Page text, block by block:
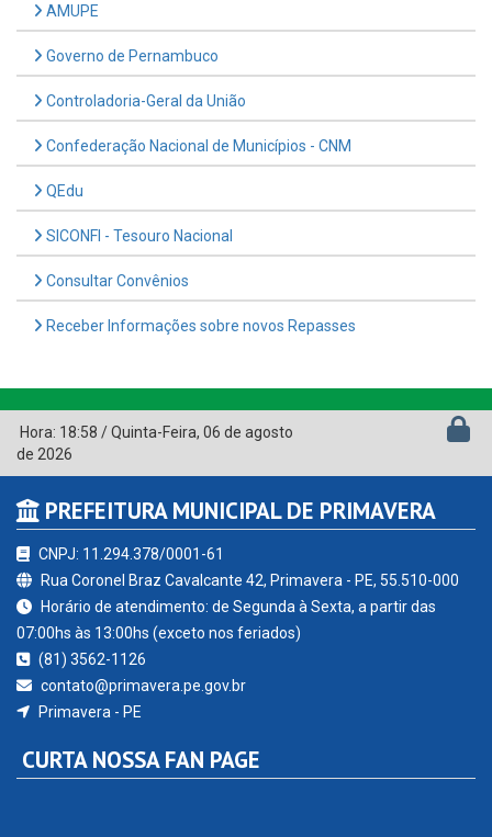
AMUPE
Governo de Pernambuco
Controladoria-Geral da União
Confederação Nacional de Municípios - CNM
QEdu
SICONFI - Tesouro Nacional
Consultar Convênios
Receber Informações sobre novos Repasses
Hora: 18:58 /Quinta-Feira, 06 de agosto
de 2026
PREFEITURA MUNICIPAL DE PRIMAVERA
CNPJ: 11.294.378/0001-61
Rua Coronel Braz Cavalcante 42, Primavera - PE, 55.510-000
Horário de atendimento: de Segunda à Sexta, a partir das
07:00hs às 13:00hs (exceto nos feriados)
(81) 3562-1126
contato@primavera.pe.gov.br
Primavera - PE
CURTA NOSSA FAN PAGE